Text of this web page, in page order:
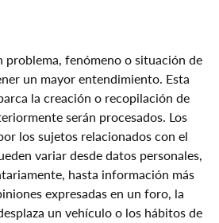
problema, fenómeno o situación de
un mayor entendimiento. Esta
la creación o recopilación de
serán procesados. Los
los sujetos relacionados con el
variar desde datos personales,
hasta información más
expresadas en un foro, la
un vehículo o los hábitos de